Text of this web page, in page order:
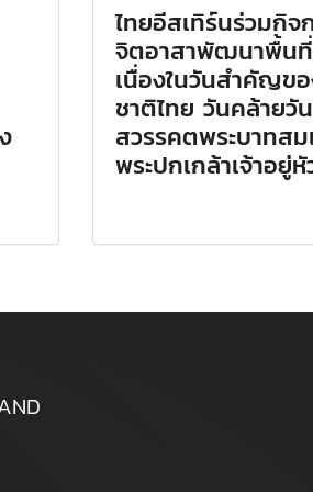
ไทยอีสเทิร์นร่วมกิจ
จิตอาสาพัฒนาพื้นที่
เนื่องในวันสำคัญข
ชาติไทย วันคล้ายวัน
สวรรคตพระบาทสม
พระปกเกล้าเจ้าอยู่หั